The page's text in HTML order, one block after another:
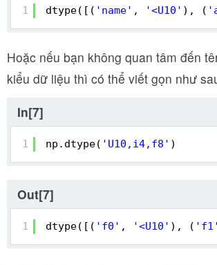
1 dtype([( 'name' , '<U10' ), (
Hoặc nếu bạn không quan tâm đến
kiểu dữ liệu thì có thể viết gọn như
In[7]
1 np.dtype( 'U10,i4,f8' )
Out[7]
1 dtype([( 'f0' , '<U10' ), ( 'f1'